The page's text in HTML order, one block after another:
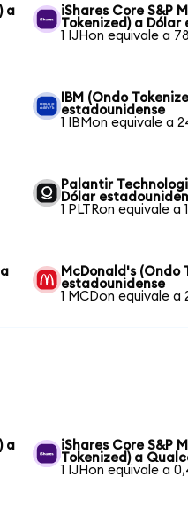
a
iShares Core S&P
Tokenized) a Dólar
1 IJHon equivale a
IBM (Ondo
estadounidense
1 IBMon equivale a
Palantir
Dólar
1 PLTRon equivale a
McDonald's (Ondo
estadounidense
1 MCDon equivale a
a
iShares Core S&P
Tokenized) a
1 IJHon equivale a